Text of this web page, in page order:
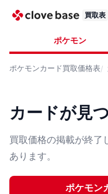
買取表
ポケモン
ポケモンカード買取価格表
カードが見
買取価格の掲載が終了
あります。
ポケモン